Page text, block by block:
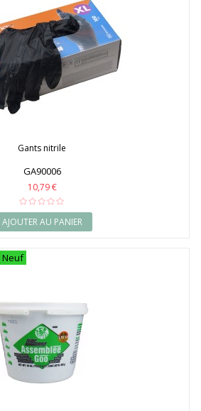
Gants nitrile
GA90006
10,79 €
AJOUTER AU PANIER
Neuf